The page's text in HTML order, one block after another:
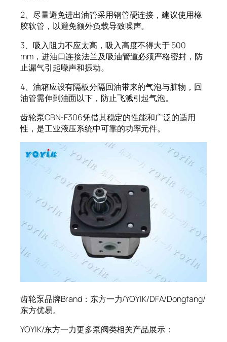
2、尽量避免进出油管采用钢管硬连接，建议使用橡
胶软管，以避免额外负载导致噪声。
3、吸入阻力不应太高，吸入高度不得大于 500
mm，进油口连接法兰及吸油管道必须严格密封，防
止漏气引起噪声和振动。
4、油箱应设有隔板分隔回油带来的气泡与脏物，回
油管需伸到油面以下，防止飞溅引起气泡。
齿轮泵CBN-F306凭借其稳定的性能和广泛的适用
性，是工业液压系统中可靠的功率元件。
齿轮泵品牌Brand：东方一力/YOYIK/DFA/Dongfang/
东方优易。
YOYIK/东方一力更多泵阀类相关产品展示：